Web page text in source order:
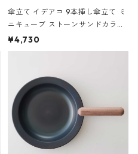
傘立て イデアコ 9本挿し傘立て ミ
ニキューブ ストーンサンドカラー
石調 ideaco Umbrella Stand CUB
E ストーンサンドブラック
¥4,730